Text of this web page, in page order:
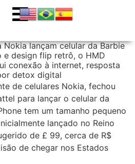
lançam celular da Barbie
e design flip retrô, o HMD
conexão à internet, resposta
detox digital
de celulares Nokia, fechou
para lançar o celular da
tem um tamanho pequeno
lançado no Reino
de £ 99, cerca de R$
de chegar nos Estados